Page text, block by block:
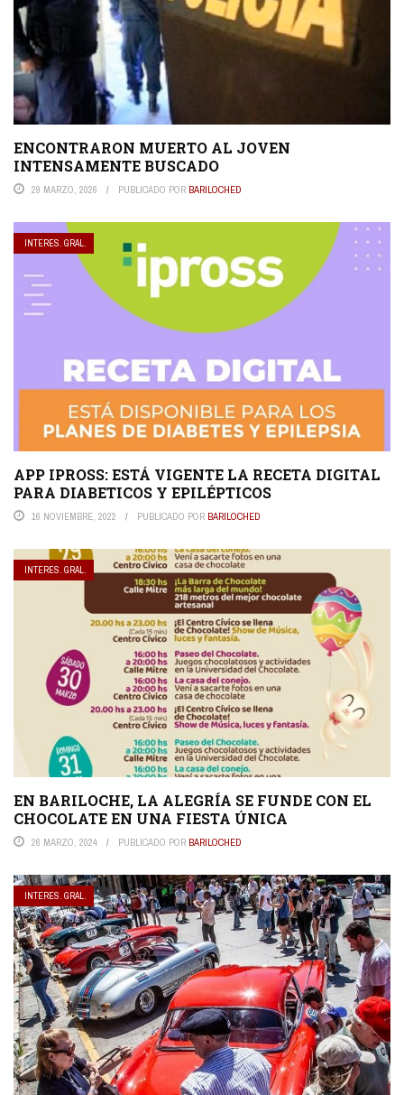
ENCONTRARON MUERTO AL JOVEN
INTENSAMENTE BUSCADO
29 MARZO, 2026 PUBLICADO POR BARILOCHED
INTERES. GRAL.
APP IPROSS: ESTÁ VIGENTE LA RECETA DIGITAL
PARA DIABETICOS Y EPILÉPTICOS
16 NOVIEMBRE, 2022 PUBLICADO POR BARILOCHED
INTERES. GRAL.
EN BARILOCHE, LA ALEGRÍA SE FUNDE CON EL
CHOCOLATE EN UNA FIESTA ÚNICA
26 MARZO, 2024 PUBLICADO POR BARILOCHED
INTERES. GRAL.